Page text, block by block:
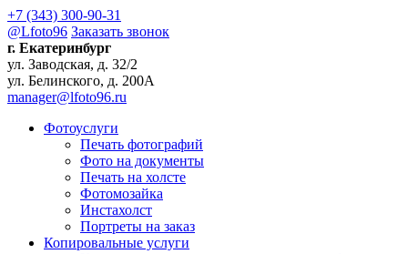
+7 (343) 300-90-31
@Lfoto96 Заказать звонок
г. Екатеринбург
ул. Заводская, д. 32/2
ул. Белинского, д. 200А
manager@lfoto96.ru
Фотоуслуги
Печать фотографий
Фото на документы
Печать на холсте
Фотомозайка
Инстахолст
Портреты на заказ
Копировальные услуги